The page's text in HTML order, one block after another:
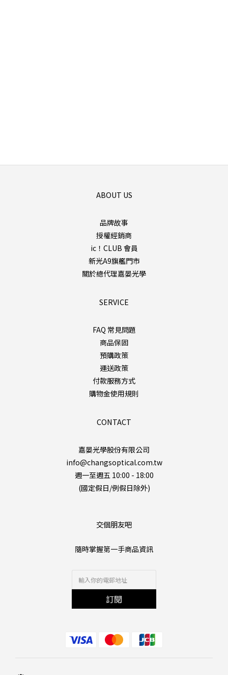
ABOUT US
品牌故事
授權經銷商
ic！CLUB 會員
新光A9旗艦門市
關於總代理嘉晏光學
SERVICE
FAQ 常見問題
商品保固
預購政策
運送政策
付款服務方式
購物金使用規則
CONTACT
嘉晏光學股份有限公司
info@changsoptical.com.tw
週一至週五 10:00 - 18:00
(國定假日/例假日除外)
交個朋友吧
隨時掌握第一手商品資訊
訂閱